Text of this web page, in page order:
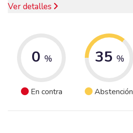
Ver detalles
0 %
En contra
35 %
Abstención